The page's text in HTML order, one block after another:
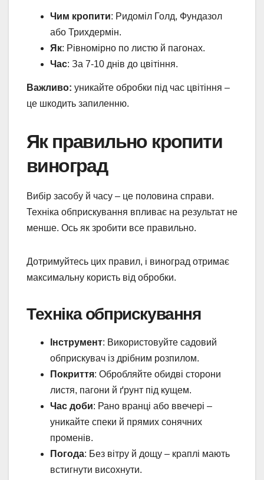
Чим кропити: Ридоміл Голд, Фундазол
або Трихдермін.
Як: Рівномірно по листю й пагонах.
Час: За 7-10 днів до цвітіння.
Важливо: уникайте обробки під час цвітіння –
це шкодить запиленню.
Як правильно кропити
виноград
Вибір засобу й часу – це половина справи.
Техніка обприскування впливає на результат не
менше. Ось як зробити все правильно.
Дотримуйтесь цих правил, і виноград отримає
максимальну користь від обробки.
Техніка обприскування
Інструмент: Використовуйте садовий
обприскувач із дрібним розпилом.
Покриття: Обробляйте обидві сторони
листя, пагони й ґрунт під кущем.
Час доби: Рано вранці або ввечері –
уникайте спеки й прямих сонячних
променів.
Погода: Без вітру й дощу – краплі мають
встигнути висохнути.